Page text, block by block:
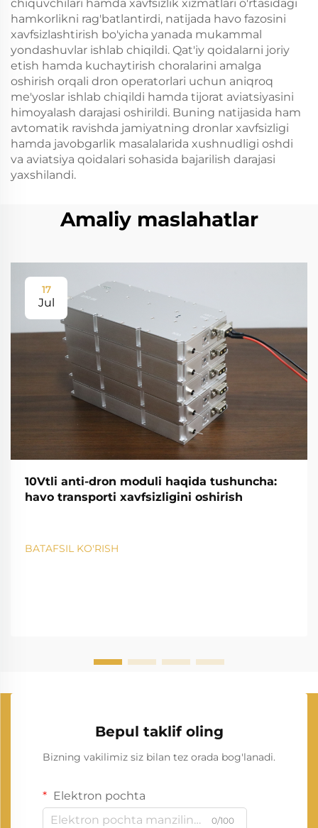
chiquvchilari hamda xavfsizlik xizmatlari o'rtasidagi
hamkorlikni rag'batlantirdi, natijada havo fazosini
xavfsizlashtirish bo'yicha yanada mukammal
yondashuvlar ishlab chiqildi. Qat'iy qoidalarni joriy
etish hamda kuchaytirish choralarini amalga
oshirish orqali dron operatorlari uchun aniqroq
me'yoslar ishlab chiqildi hamda tijorat aviatsiyasini
himoyalash darajasi oshirildi. Buning natijasida ham
avtomatik ravishda jamiyatning dronlar xavfsizligi
hamda javobgarlik masalalarida xushnudligi oshdi
va aviatsiya qoidalari sohasida bajarilish darajasi
yaxshilandi.
Amaliy maslahatlar
17
Jul
10Vtli anti-dron moduli haqida tushuncha:
havo transporti xavfsizligini oshirish
BATAFSIL KO'RISH
Bepul taklif oling
Bizning vakilimiz siz bilan tez orada bog'lanadi.
Elektron pochta
0/100